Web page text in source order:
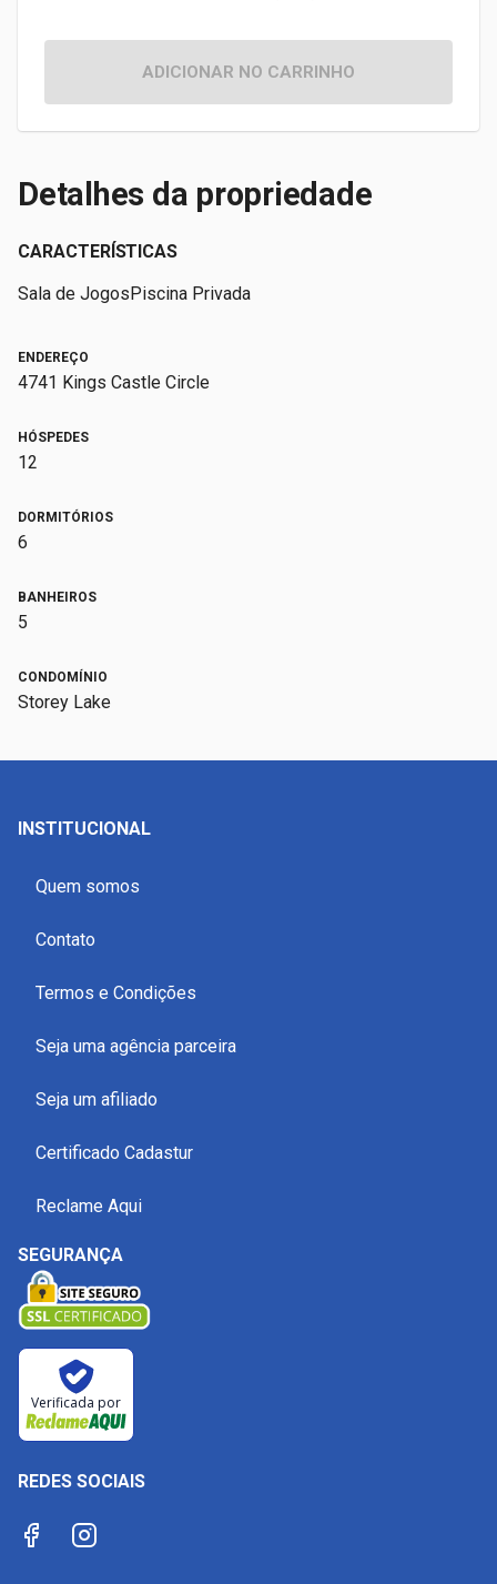
ADICIONAR NO CARRINHO
Detalhes da propriedade
CARACTERÍSTICAS
Sala de JogosPiscina Privada
ENDEREÇO
4741 Kings Castle Circle
HÓSPEDES
12
DORMITÓRIOS
6
BANHEIROS
5
CONDOMÍNIO
Storey Lake
INSTITUCIONAL
Quem somos
Contato
Termos e Condições
Seja uma agência parceira
Seja um afiliado
Certificado Cadastur
Reclame Aqui
SEGURANÇA
Verificada por
REDES SOCIAIS